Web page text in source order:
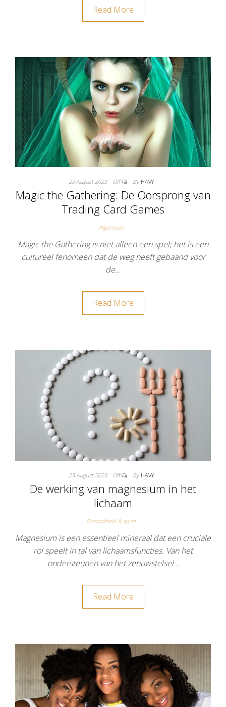
Read More
23 August 2023 Off By HAVY
Magic the Gathering: De Oorsprong van
Trading Card Games
Algemeen
Magic the Gathering is niet alleen een spel; het is een
cultureel fenomeen dat de weg heeft gebaand voor
de…
Read More
23 August 2023 Off By HAVY
De werking van magnesium in het
lichaam
Gezondheid & sport
Magnesium is een essentieel mineraal dat een cruciale
rol speelt in tal van lichaamsfuncties. Van het
ondersteunen van het zenuwstelsel…
Read More